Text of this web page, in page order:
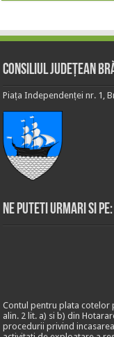
Consiliul Județean
Piața Independenței nr. 1,
Ne puteti urmari si pe:
Contul pentru plata cotelor
alin. 2 lit. a) si b) din
procedurii privind